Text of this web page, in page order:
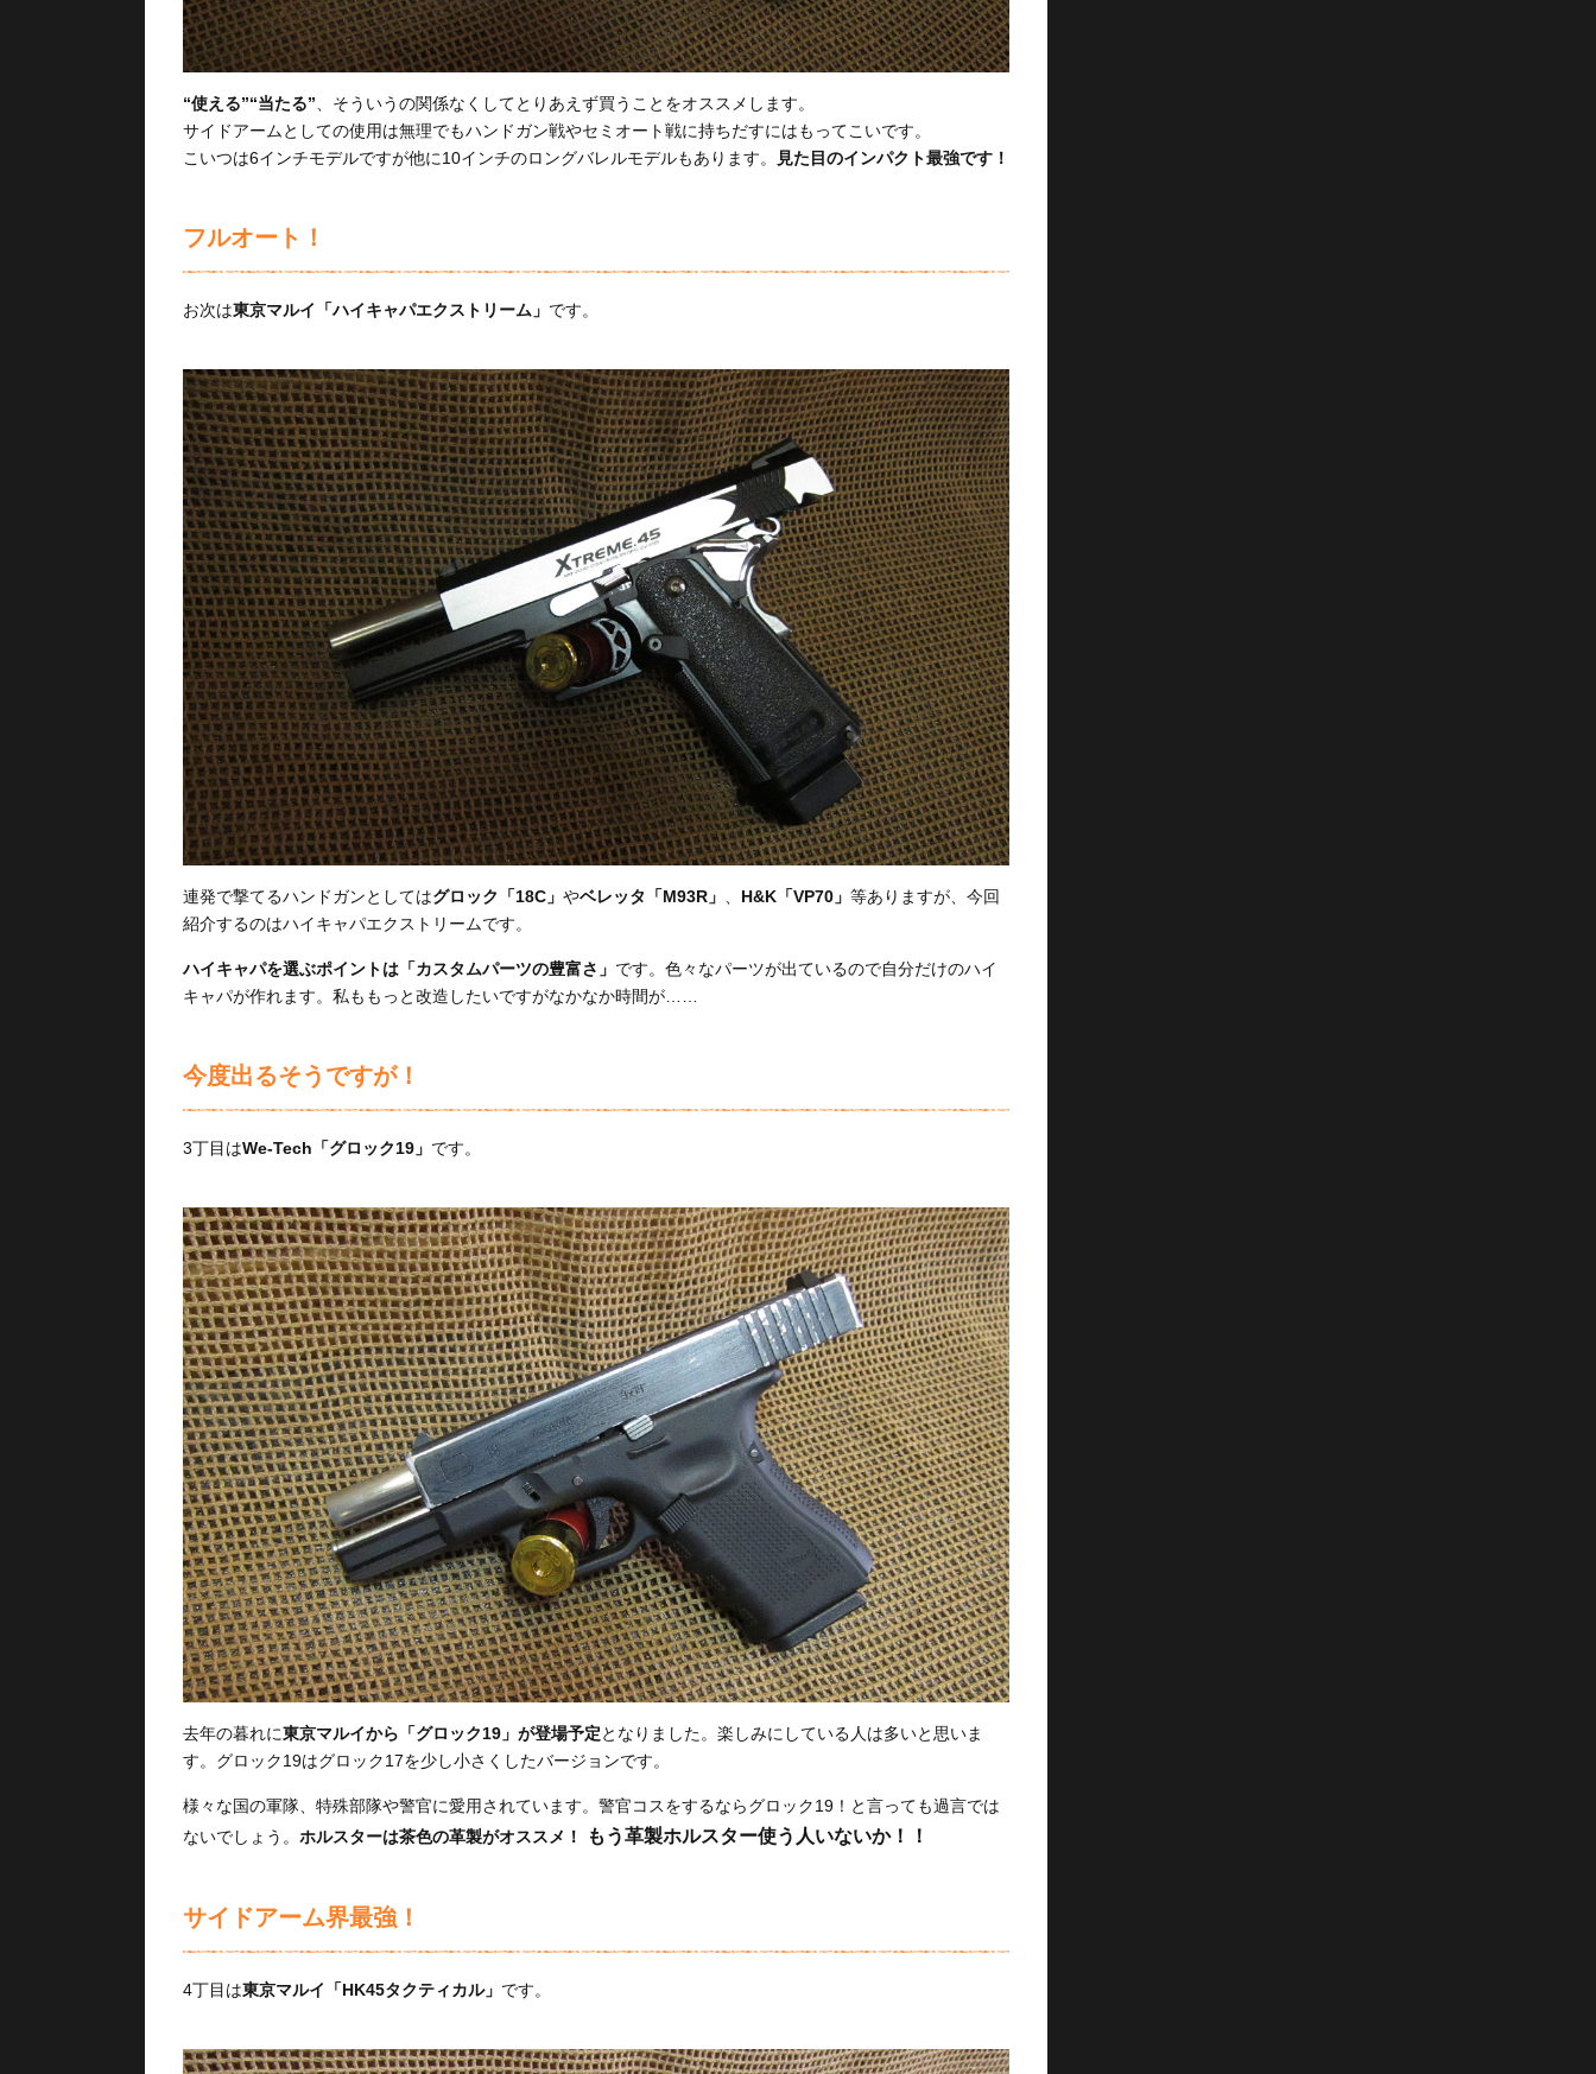
“使える”“当たる” 、そういうの関係なくしてとりあえず買うことをオススメします。
サイドアームとしての使用は無理でもハンドガン戦やセミオート戦に持ちだすにはもってこいです。
こいつは6インチモデルですが他に10インチのロングバレルモデルもあります。
見た目のインパクト最強です！
フルオート！
お次は東京マルイ「ハイキャパエクストリーム」 です。
連発で撃てるハンドガンとしてはグロック「18C」 やベレッタ「M93R」 H&K「VP70」 等ありますが、今回
紹介するのはハイキャパエクストリームです。
ハイキャパを選ぶポイントは「カスタムパーツの豊富さ」 です。色々なパーツが出ているので自分だけのハイ
キャパが作れます。私ももっと改造したいですがなかなか時間が……
今度出るそうですが！
3丁目はWe-Tech「グロック19」 です。
去年の暮れに東京マルイから「グロック19」が登場予定となりました。楽しみにしている人は多いと思いま
す。グロック19はグロック17を少し小さくしたバージョンです。
様々な国の軍隊、特殊部隊や警官に愛用されています。警官コスをするならグロック19！と言っても過言では
ないでしょう。 ホルスターは茶色の革製がオススメ！ もう革製ホルスター使う人いないか！！
サイドアーム界最強！
4丁目は東京マルイ「HK45タクティカル」 です。